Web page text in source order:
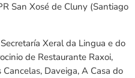
San Xosé de Cluny (Santiago
Xeral da Lingua e do
de Restaurante Raxoi,
Daveiga, A Casa do